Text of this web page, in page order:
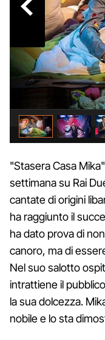
"Stasera Casa
settimana su Rai
cantate di origini
ha raggiunto il
ha dato prova di
canoro, ma di
Nel suo salotto
intrattiene il
la sua dolcezza.
nobile e lo sta